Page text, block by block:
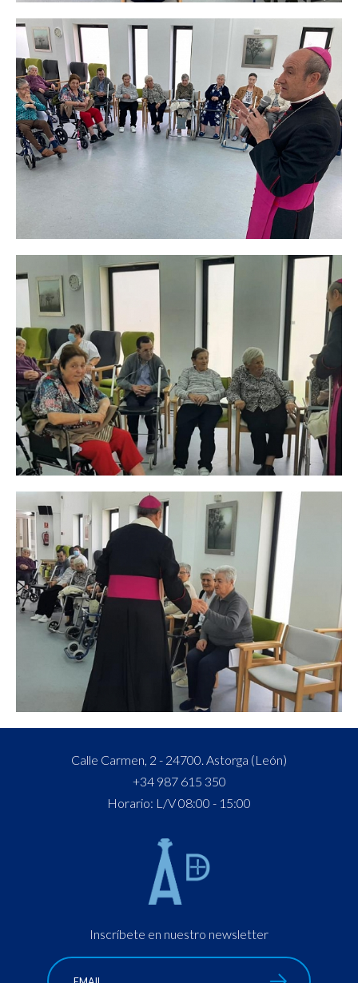
Calle Carmen, 2 - 24700. Astorga (León)
+34 987 615 350
Horario: L/V 08:00 - 15:00
Inscríbete en nuestro newsletter